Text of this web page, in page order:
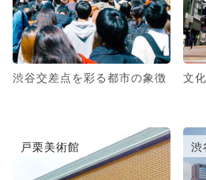
渋谷交差点を彩る都市の象徴 文
戸栗美術館 渋